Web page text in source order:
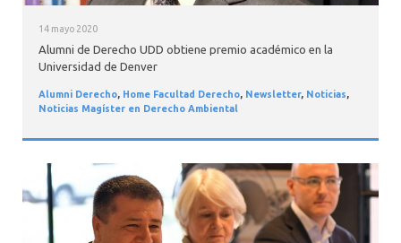
14 mayo 2020
Alumni de Derecho UDD obtiene premio académico en la
Universidad de Denver
Alumni Derecho, Home Facultad Derecho, Newsletter, Noticias,
Noticias Magíster en Derecho Ambiental